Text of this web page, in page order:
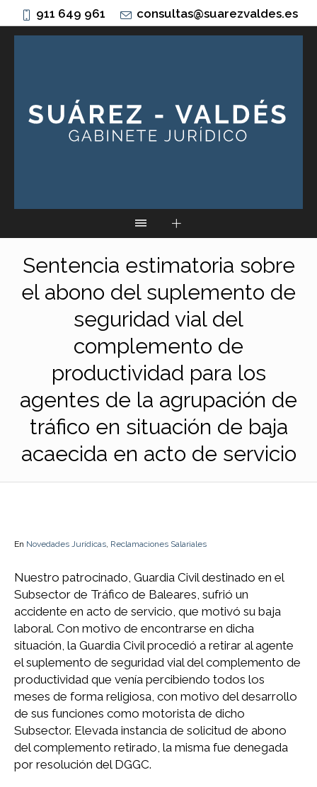
911 649 961 consultas@suarezvaldes.es
Sentencia estimatoria sobre
el abono del suplemento de
seguridad vial del
complemento de
productividad para los
agentes de la agrupación de
tráfico en situación de baja
acaecida en acto de servicio
En Novedades Jurídicas Reclamaciones Salariales
Nuestro patrocinado, Guardia Civil destinado en el
Subsector de Tráfico de Baleares, sufrió un
accidente en acto de servicio, que motivó su baja
laboral. Con motivo de encontrarse en dicha
situación, la Guardia Civil procedió a retirar al agente
el suplemento de seguridad vial del complemento de
productividad que venía percibiendo todos los
meses de forma religiosa, con motivo del desarrollo
de sus funciones como motorista de dicho
Subsector. Elevada instancia de solicitud de abono
del complemento retirado, la misma fue denegada
por resolución del DGGC.